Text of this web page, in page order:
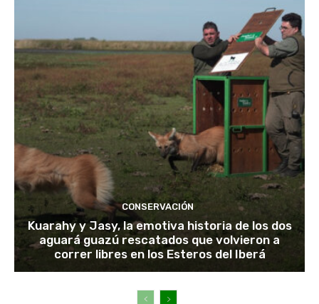
CONSERVACIÓN
Kuarahy y Jasy, la emotiva historia de los dos
aguará guazú rescatados que volvieron a
correr libres en los Esteros del Iberá